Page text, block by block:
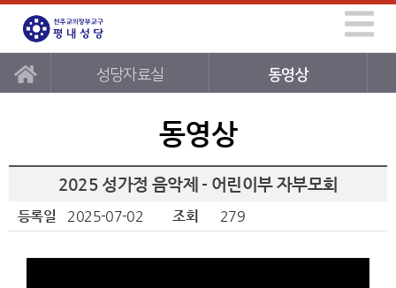
성당자료실 동영상
동영상
2025 성가정 음악제 - 어린이부 자부모회
등록일 2025-07-02 조회 279